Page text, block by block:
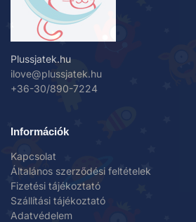
Plussjatek.hu
ilove@plussjatek.hu
+36-30/890-7224
Információk
Kapcsolat
Általános szerződési feltételek
Fizetési tájékoztató
Szállítási tájékoztató
Adatvédelem